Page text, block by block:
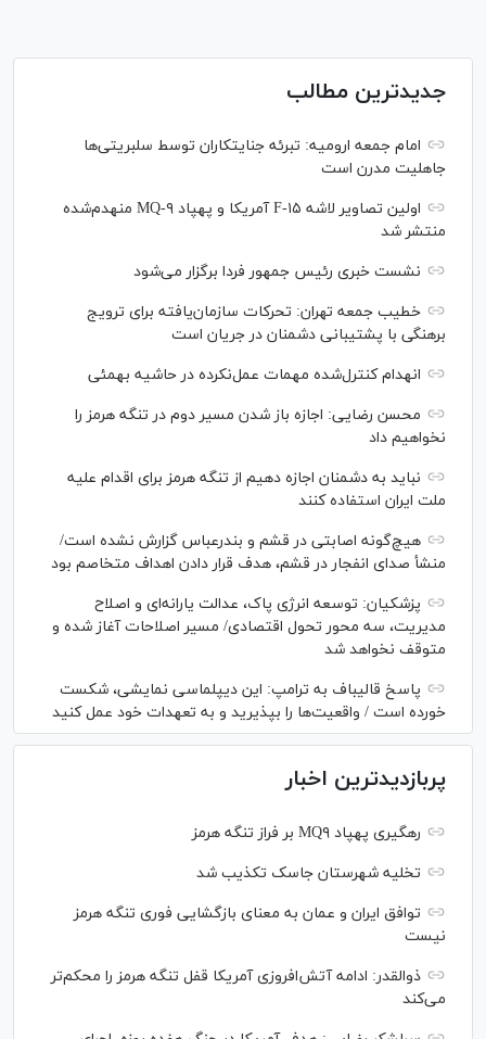
جدیدترین مطالب
امام جمعه ارومیه: تبرئه جنایتکاران توسط سلبریتی‌ها
جاهلیت مدرن است
اولین تصاویر لاشه F-۱۵ آمریکا و پهپاد MQ-۹ منهدم‌شده
منتشر شد
نشست خبری رئیس‌ جمهور فردا برگزار می‌شود
خطیب جمعه تهران: تحرکات سازمان‌یافته برای ترویج
برهنگی با پشتیبانی دشمنان در جریان است
انهدام کنترل‌شده مهمات عمل‌نکرده در حاشیه بهمئی
محسن رضایی: اجازه باز شدن مسیر دوم در تنگه هرمز را
نخواهیم داد
نباید به دشمنان اجازه دهیم از تنگه هرمز برای اقدام علیه
ملت ایران استفاده کنند
هیچ‌گونه اصابتی در قشم و بندرعباس گزارش نشده است/
منشأ صدای انفجار در قشم، هدف قرار دادن اهداف متخاصم بود
پزشکیان: توسعه انرژی پاک، عدالت یارانه‌ای و اصلاح
مدیریت، سه محور تحول اقتصادی/ مسیر اصلاحات آغاز شده و
متوقف نخواهد شد
پاسخ قالیباف به ترامپ: این دیپلماسی نمایشی، شکست
خورده است / واقعیت‌ها را بپذیرید و به تعهدات خود عمل کنید
پربازدیدترین اخبار
رهگیری پهپاد MQ۹ بر فراز تنگه هرمز
تخلیه شهرستان جاسک تکذیب شد
توافق ایران و عمان به معنای بازگشایی فوری تنگه هرمز
نیست
ذوالقدر: ادامه آتش‌افروزی آمریکا قفل تنگه هرمز را محکم‌تر
می‌کند